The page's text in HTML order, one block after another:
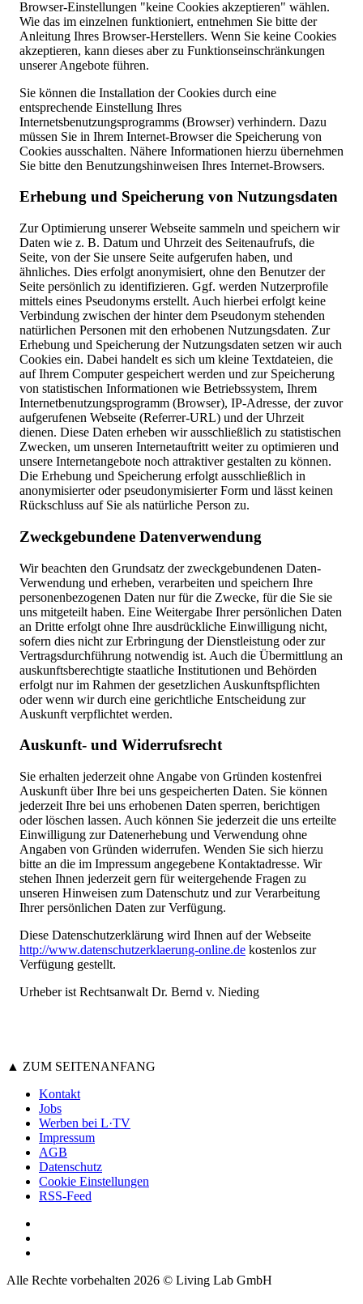
Browser-Einstellungen "keine Cookies akzeptieren" wählen.
Wie das im einzelnen funktioniert, entnehmen Sie bitte der
Anleitung Ihres Browser-Herstellers. Wenn Sie keine Cookies
akzeptieren, kann dieses aber zu Funktionseinschränkungen
unserer Angebote führen.
Sie können die Installation der Cookies durch eine
entsprechende Einstellung Ihres
Internetsbenutzungsprogramms (Browser) verhindern. Dazu
müssen Sie in Ihrem Internet-Browser die Speicherung von
Cookies ausschalten. Nähere Informationen hierzu übernehmen
Sie bitte den Benutzungshinweisen Ihres Internet-Browsers.
Erhebung und Speicherung von Nutzungsdaten
Zur Optimierung unserer Webseite sammeln und speichern wir
Daten wie z. B. Datum und Uhrzeit des Seitenaufrufs, die
Seite, von der Sie unsere Seite aufgerufen haben, und
ähnliches. Dies erfolgt anonymisiert, ohne den Benutzer der
Seite persönlich zu identifizieren. Ggf. werden Nutzerprofile
mittels eines Pseudonyms erstellt. Auch hierbei erfolgt keine
Verbindung zwischen der hinter dem Pseudonym stehenden
natürlichen Personen mit den erhobenen Nutzungsdaten. Zur
Erhebung und Speicherung der Nutzungsdaten setzen wir auch
Cookies ein. Dabei handelt es sich um kleine Textdateien, die
auf Ihrem Computer gespeichert werden und zur Speicherung
von statistischen Informationen wie Betriebssystem, Ihrem
Internetbenutzungsprogramm (Browser), IP-Adresse, der zuvor
aufgerufenen Webseite (Referrer-URL) und der Uhrzeit
dienen. Diese Daten erheben wir ausschließlich zu statistischen
Zwecken, um unseren Internetauftritt weiter zu optimieren und
unsere Internetangebote noch attraktiver gestalten zu können.
Die Erhebung und Speicherung erfolgt ausschließlich in
anonymisierter oder pseudonymisierter Form und lässt keinen
Rückschluss auf Sie als natürliche Person zu.
Zweckgebundene Datenverwendung
Wir beachten den Grundsatz der zweckgebundenen Daten-
Verwendung und erheben, verarbeiten und speichern Ihre
personenbezogenen Daten nur für die Zwecke, für die Sie sie
uns mitgeteilt haben. Eine Weitergabe Ihrer persönlichen Daten
an Dritte erfolgt ohne Ihre ausdrückliche Einwilligung nicht,
sofern dies nicht zur Erbringung der Dienstleistung oder zur
Vertragsdurchführung notwendig ist. Auch die Übermittlung an
auskunftsberechtigte staatliche Institutionen und Behörden
erfolgt nur im Rahmen der gesetzlichen Auskunftspflichten
oder wenn wir durch eine gerichtliche Entscheidung zur
Auskunft verpflichtet werden.
Auskunft- und Widerrufsrecht
Sie erhalten jederzeit ohne Angabe von Gründen kostenfrei
Auskunft über Ihre bei uns gespeicherten Daten. Sie können
jederzeit Ihre bei uns erhobenen Daten sperren, berichtigen
oder löschen lassen. Auch können Sie jederzeit die uns erteilte
Einwilligung zur Datenerhebung und Verwendung ohne
Angaben von Gründen widerrufen. Wenden Sie sich hierzu
bitte an die im Impressum angegebene Kontaktadresse. Wir
stehen Ihnen jederzeit gern für weitergehende Fragen zu
unseren Hinweisen zum Datenschutz und zur Verarbeitung
Ihrer persönlichen Daten zur Verfügung.
Diese Datenschutzerklärung wird Ihnen auf der Webseite
http://www.datenschutzerklaerung-online.de kostenlos zur
Verfügung gestellt.
Urheber ist Rechtsanwalt Dr. Bernd v. Nieding
▲ ZUM SEITENANFANG
Kontakt
Jobs
Werben bei L·TV
Impressum
AGB
Datenschutz
Cookie Einstellungen
RSS-Feed
Alle Rechte vorbehalten 2026 © Living Lab GmbH